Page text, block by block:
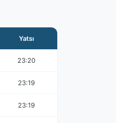
Yatsı
23:20
23:19
23:19